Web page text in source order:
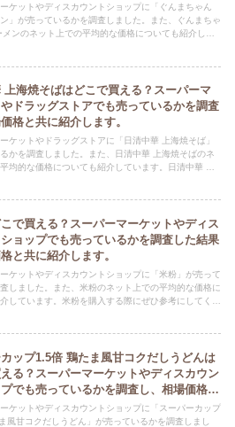
ケットやディスカウントショップに「ぐんまちゃん
」が売っているかを調査しました。また、ぐんまちゃ
メンのネット上での平均的な価格についても紹介して
上海焼そばはどこで買える？スーパーマ
ドラッグストアでも売っているかを調査
格と共に紹介します。
ケットやドラッグストアに「日清中華 上海焼そば」
かを調査しました。また、日清中華 上海焼そばのネ
均的な価格についても紹介しています。日清中華 上
で買える？スーパーマーケットやディス
ョップでも売っているかを調査した結果
と共に紹介します。
ケットやディスカウントショップに「米粉」が売って
しました。また、米粉のネット上での平均的な価格に
しています。米粉を購入する際にぜひ参考にしてくだ
ップ1.5倍 鶏たま風甘コクだしうどんは
る？スーパーマーケットやディスカウン
プでも売っているかを調査し、相場価格と
ます。
ケットやディスカウントショップに「スーパーカップ
風甘コクだしうどん」が売っているかを調査しまし